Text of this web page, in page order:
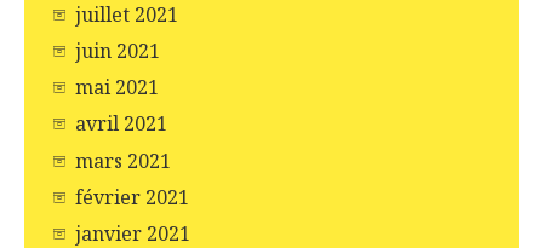
juillet 2021
juin 2021
mai 2021
avril 2021
mars 2021
février 2021
janvier 2021